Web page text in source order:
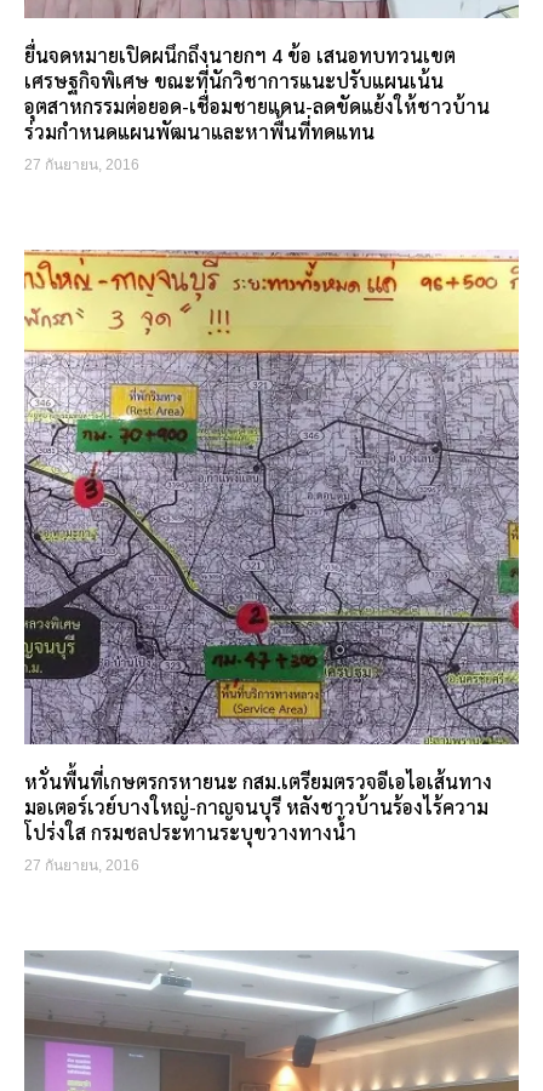
ยื่นจดหมายเปิดผนึกถึงนายกฯ 4 ข้อ เสนอทบทวนเขต
เศรษฐกิจพิเศษ ขณะที่นักวิชาการแนะปรับแผนเน้น
อุตสาหกรรมต่อยอด-เชื่อมชายแดน-ลดขัดแย้งให้ชาวบ้าน
ร่วมกำหนดแผนพัฒนาและหาพื้นที่ทดแทน
27 กันยายน, 2016
หวั่นพื้นที่เกษตรกรหายนะ กสม.เตรียมตรวจอีเอไอเส้นทาง
มอเตอร์เวย์บางใหญ่-กาญจนบุรี หลังชาวบ้านร้องไร้ความ
โปร่งใส กรมชลประทานระบุขวางทางน้ำ
27 กันยายน, 2016